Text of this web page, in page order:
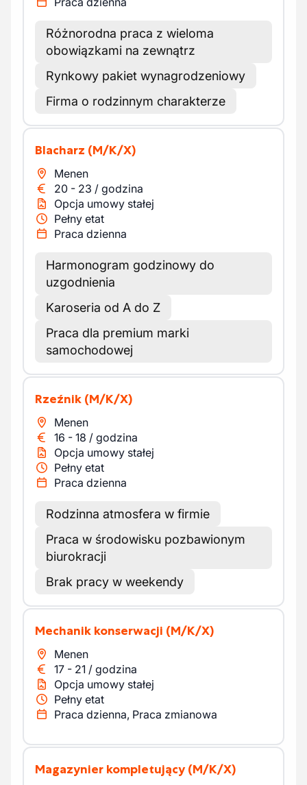
Różnorodna praca z wieloma
obowiązkami na zewnątrz
Rynkowy pakiet wynagrodzeniowy
Firma o rodzinnym charakterze
Blacharz (M/K/X)
Menen
20 - 23 / godzina
Opcja umowy stałej
Pełny etat
Praca dzienna
Harmonogram godzinowy do
uzgodnienia
Karoseria od A do Z
Praca dla premium marki
samochodowej
Rzeźnik (M/K/X)
Menen
16 - 18 / godzina
Opcja umowy stałej
Pełny etat
Praca dzienna
Rodzinna atmosfera w firmie
Praca w środowisku pozbawionym
biurokracji
Brak pracy w weekendy
Mechanik konserwacji (M/K/X)
Menen
17 - 21 / godzina
Opcja umowy stałej
Pełny etat
Praca dzienna, Praca zmianowa
Magazynier kompletujący (M/K/X)